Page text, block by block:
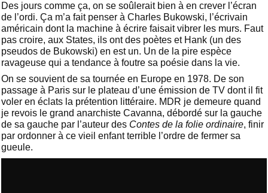
Des jours comme ça, on se soûlerait bien à en crever l’écran
de l’ordi. Ça m’a fait penser à Charles Bukowski, l’écrivain
américain dont la machine à écrire faisait vibrer les murs. Faut
pas croire, aux States, ils ont des poètes et Hank (un des
pseudos de Bukowski) en est un. Un de la pire espèce
ravageuse qui a tendance à foutre sa poésie dans la vie.
On se souvient de sa tournée en Europe en 1978. De son
passage à Paris sur le plateau d’une émission de TV dont il fit
voler en éclats la prétention littéraire. MDR je demeure quand
je revois le grand anarchiste Cavanna, débordé sur la gauche
de sa gauche par l’auteur des Contes de la folie ordinaire, finir
par ordonner à ce vieil enfant terrible l’ordre de fermer sa
gueule.